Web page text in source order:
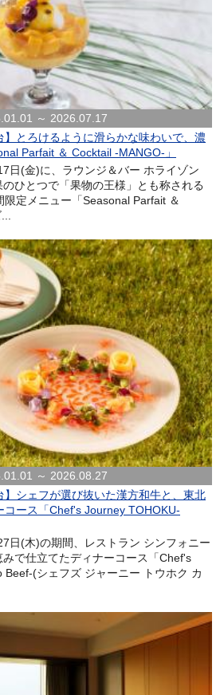
～ 2026.07.17
】とろけるように滑らかな味わいで、濃
Parfait ＆ Cocktail -MANGO-」
日(金)に、ラウンジ＆バー ホライゾン
ひとつで「果物の王様」とも称される
定メニュー「Seasonal Parfait ＆
～ 2026.08.27
】シェフが選び抜いた漢方和牛と、東北
コース「Chef's Journey TOHOKU-
日(木)の期間、レストラン シンフォニー
で仕立てたディナーコース「Chef's
(シェフズ ジャーニー トウホク カ